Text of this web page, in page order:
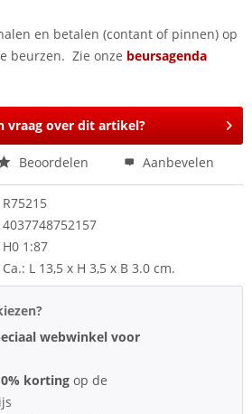
en betalen (contant of pinnen) op
beurzen. Zie onze beursagenda
vraag over dit artikel?
Beoordelen Aanbevelen
R75215
4037748752157
H0 1:87
Ca.: L 13,5 x H 3,5 x B 3.0 cm.
webwinkel voor
korting op de